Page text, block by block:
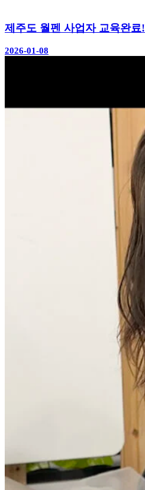
제주도 월펜 사업자 교육완료!
2026-01-08